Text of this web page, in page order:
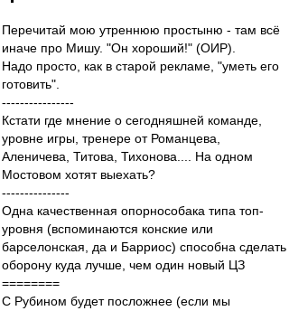
Перечитай мою утреннюю простыню - там всё
иначе про Мишу. "Он хороший!" (ОИР).
Надо просто, как в старой рекламе, "уметь его
готовить".
----------------
Кстати где мнение о сегодняшней команде,
уровне игры, тренере от Романцева,
Аленичева, Титова, Тихонова.... На одном
Мостовом хотят выехать?
---------------
Одна качественная опорнособака типа топ-
уровня (вспоминаются конские или
барселонская, да и Барриос) способна сделать
оборону куда лучше, чем один новый ЦЗ
========
С Рубином будет посложнее (если мы